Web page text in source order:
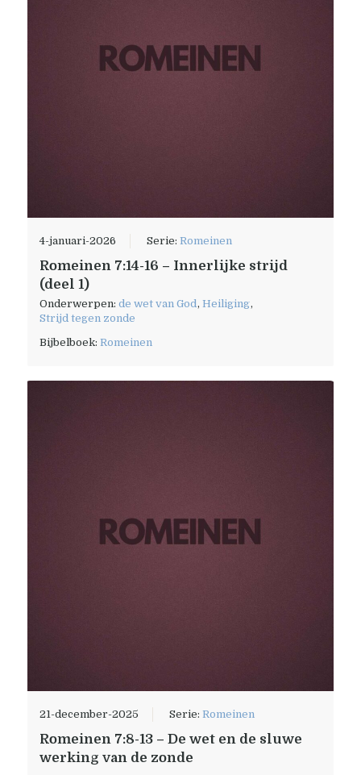
4-januari-2026 Serie:Romeinen
Romeinen 7:14-16 – Innerlijke strijd
(deel 1)
Onderwerpen:de wet van God,Heiliging,
Strijd tegen zonde
Bijbelboek:Romeinen
21-december-2025 Serie:Romeinen
Romeinen 7:8-13 – De wet en de sluwe
werking van de zonde